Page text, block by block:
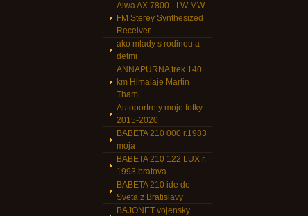
Aiwa AX 7800 - LW MW
FM Sterey Synthesized
Receiver
ako mlady s rodinou a
detmi
ANNAPURNA trek 140
km Himalaje Martin
Tham
Autoportrety moje fotky
2015-2020
BABETA 210 000 r.1983
moja
BABETA 210 122 LUX r.
1993 bratova
BABETA 210 ide do
Sveta z Bratislavy
BAJONET vojensky